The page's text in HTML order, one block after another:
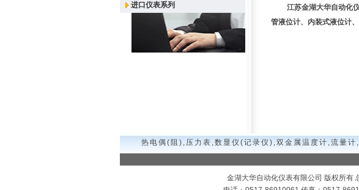
进口仪表系列
江苏金湖大华自动化
管液位计、内装式液位计
热电偶(阻),压力表,数显仪(记录仪),双金属温度计,流量计
金湖大华自动化仪表有限公司 版权所有